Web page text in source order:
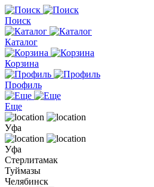
Поиск
Каталог
Корзина
Профиль
Еще
Уфа
Уфа
Стерлитамак
Туймазы
Челябинск